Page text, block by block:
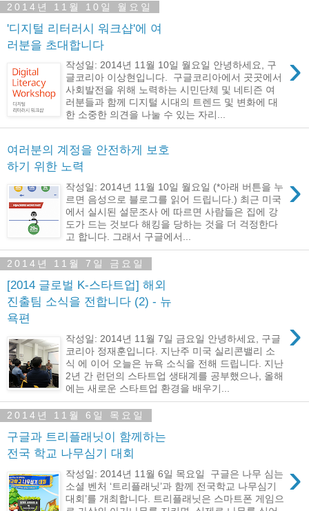
2014년 11월 10일 월요일
'디지털 리터러시 워크샵'에 여
러분을 초대합니다
›
작성일: 2014년 11월 10일 월요일 안녕하세요, 구
글코리아 이상현입니다. 구글코리아에서 곳곳에서
사회발전을 위해 노력하는 시민단체 및 네티즌 여
러분들과 함께 디지털 시대의 트렌드 및 변화에 대
한 소중한 의견을 나눌 수 있는 자리...
여러분의 계정을 안전하게 보호
하기 위한 노력
›
작성일: 2014년 11월 10일 월요일 (*아래 버튼을 누
르면 음성으로 블로그를 읽어 드립니다.) 최근 미국
에서 실시된 설문조사 에 따르면 사람들은 집에 강
도가 드는 것보다 해킹을 당하는 것을 더 걱정한다
고 합니다. 그래서 구글에서...
2014년 11월 7일 금요일
[2014 글로벌 K-스타트업] 해외
진출팀 소식을 전합니다 (2) - 뉴
욕편
›
작성일: 2014년 11월 7일 금요일 안녕하세요, 구글
코리아 정재훈입니다. 지난주 미국 실리콘밸리 소
식 에 이어 오늘은 뉴욕 소식을 전해 드립니다. 지난
2년 간 런던의 스타트업 생태계를 공부했으나, 올해
에는 새로운 스타트업 환경을 배우기...
2014년 11월 6일 목요일
구글과 트리플래닛이 함께하는
전국 학교 나무심기 대회
›
작성일: 2014년 11월 6일 목요일 구글은 나무 심는
소셜 벤처 ‘트리플래닛’과 함께 전국학교 나무심기
대회’를 개최합니다. 트리플래닛은 스마트폰 게임으